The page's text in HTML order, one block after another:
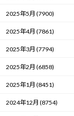
2025年5月 (7900)
2025年4月 (7861)
2025年3月 (7794)
2025年2月 (6858)
2025年1月 (8451)
2024年12月 (8754)